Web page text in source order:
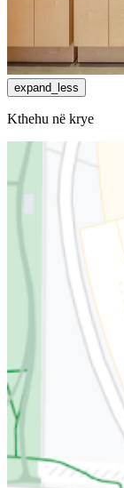
expand_less
Kthehu në krye